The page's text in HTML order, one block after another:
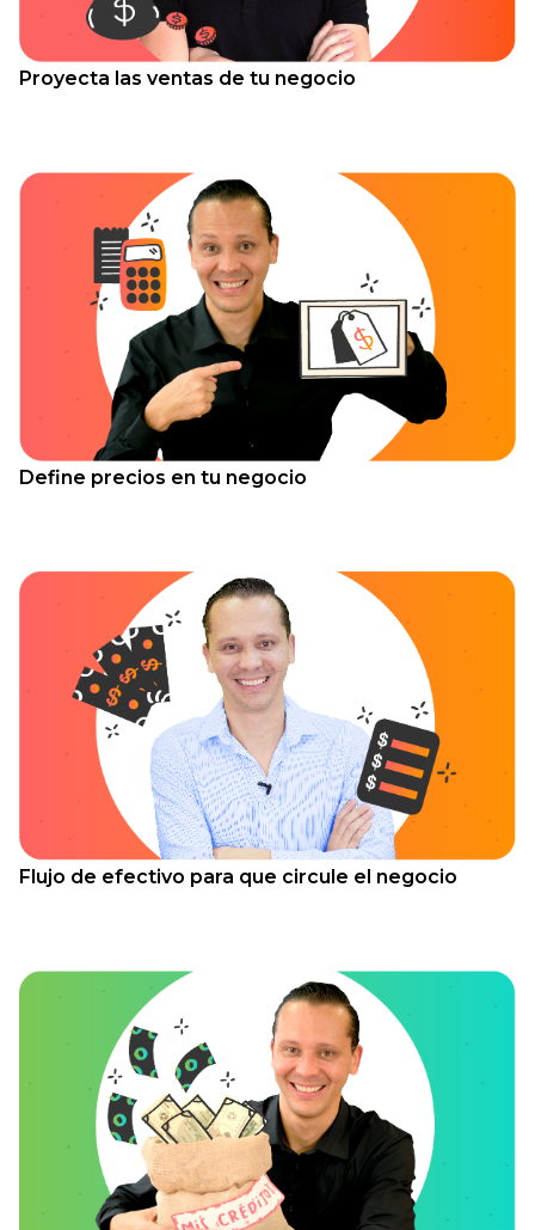
Proyecta las ventas de tu negocio
Define precios en tu negocio
Flujo de efectivo para que circule el negocio